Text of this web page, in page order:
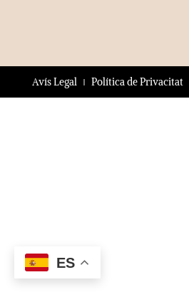
Avís Legal Política de Privacitat
ES